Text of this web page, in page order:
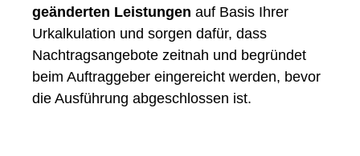
geänderten Leistungen auf Basis Ihrer
Urkalkulation und sorgen dafür, dass
Nachtragsangebote zeitnah und begründet
beim Auftraggeber eingereicht werden, bevor
die Ausführung abgeschlossen ist.